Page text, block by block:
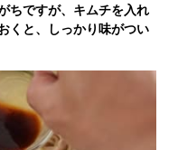
ちですが、キムチを入れ
くと、しっかり味がつい